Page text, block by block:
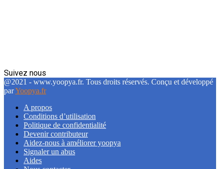
Suivez nous
Facebook
Twitter
Linkedin
@2021 - www.yoopya.fr. Tous droits réservés. Conçu et développé
parYoopya.fr
A propos
Conditions d’utilisation
Politique de confidentialité
Devenir contributeur
Aidez-nous à améliorer yoopya
Signaler un abus
Aides